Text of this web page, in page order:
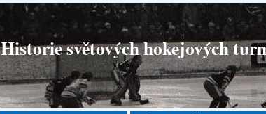
Historie světových hokejových